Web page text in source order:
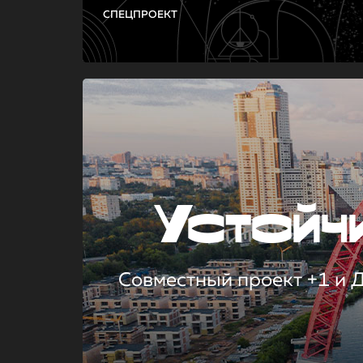
СПЕЦПРОЕКТ
Совместный проект +1 и